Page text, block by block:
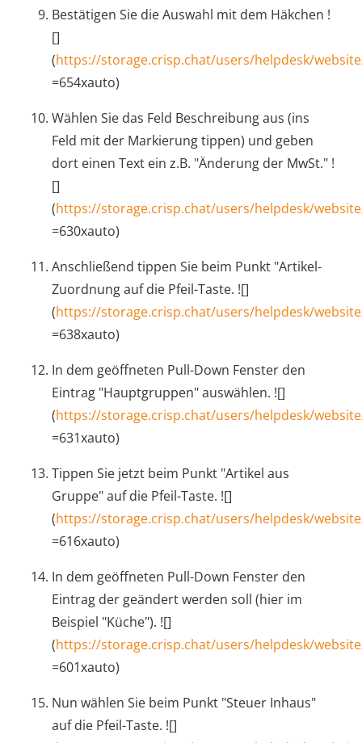
Bestätigen Sie die Auswahl mit dem Häkchen !
[]
(https://storage.crisp.chat/users/helpdesk/
=654xauto)
Wählen Sie das Feld Beschreibung aus (ins
Feld mit der Markierung tippen) und geben
dort einen Text ein z.B. "Änderung der MwSt." !
[]
(https://storage.crisp.chat/users/helpdesk/
=630xauto)
Anschließend tippen Sie beim Punkt "Artikel-
Zuordnung auf die Pfeil-Taste. ![]
(https://storage.crisp.chat/users/helpdesk/
=638xauto)
In dem geöffneten Pull-Down Fenster den
Eintrag "Hauptgruppen" auswählen. ![]
(https://storage.crisp.chat/users/helpdesk/
=631xauto)
Tippen Sie jetzt beim Punkt "Artikel aus
Gruppe" auf die Pfeil-Taste. ![]
(https://storage.crisp.chat/users/helpdesk/
=616xauto)
In dem geöffneten Pull-Down Fenster den
Eintrag der geändert werden soll (hier im
Beispiel "Küche"). ![]
(https://storage.crisp.chat/users/helpdesk/
=601xauto)
Nun wählen Sie beim Punkt "Steuer Inhaus"
auf die Pfeil-Taste. ![]